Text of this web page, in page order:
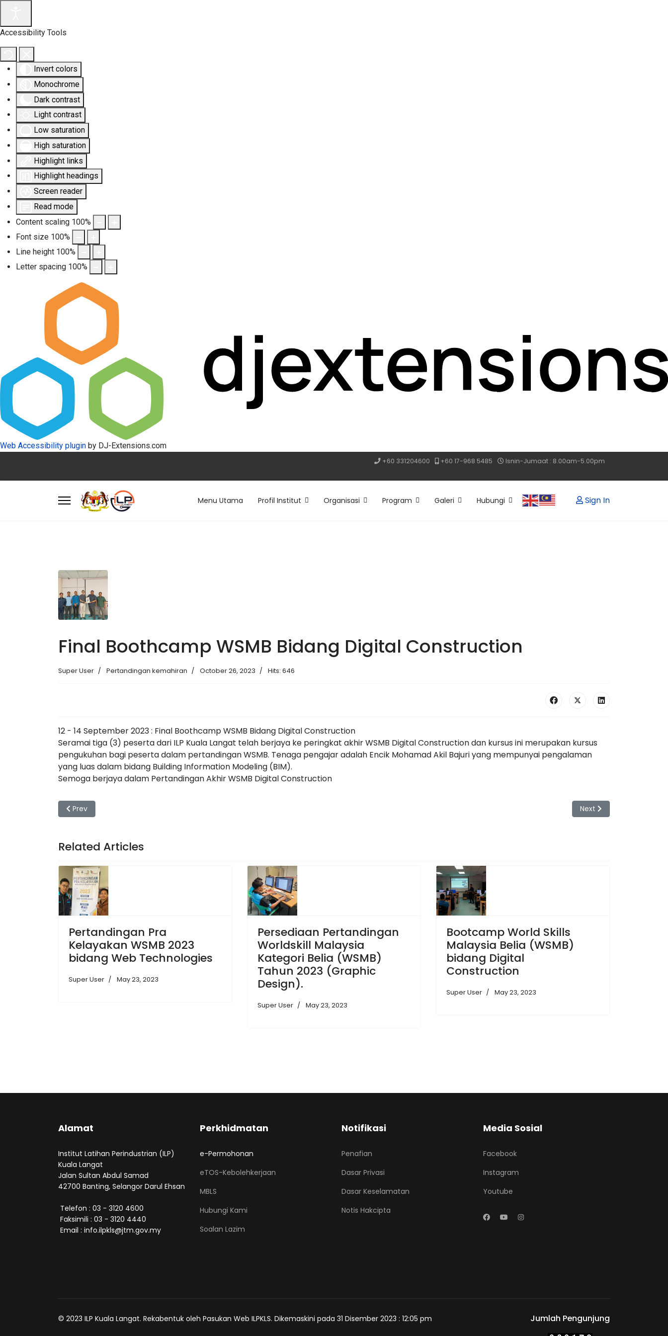
Accessibility Tools
Invert colors
Monochrome
Dark contrast
Light contrast
Low saturation
High saturation
Highlight links
Highlight headings
Screen reader
Read mode
Content scaling 100%
Font size 100%
Line height 100%
Letter spacing 100%
Web Accessibility plugin by DJ-Extensions.com
+60 331204600 +60 17-968 5485 Isnin-Jumaat : 8.00am-5.00pm
Menu Utama Profil Institut Organisasi Program Galeri Hubungi Sign In
Final Boothcamp WSMB Bidang Digital Construction
Super User Pertandingan kemahiran October 26, 2023 Hits: 646
12 - 14 September 2023 : Final Boothcamp WSMB Bidang Digital Construction
Seramai tiga (3) peserta dari ILP Kuala Langat telah berjaya ke peringkat akhir WSMB Digital Construction dan kursus ini merupakan kursus
pengukuhan bagi peserta dalam pertandingan WSMB. Tenaga pengajar adalah Encik Mohamad Akil Bajuri yang mempunyai pengalaman
yang luas dalam bidang Building Information Modeling (BIM).
Semoga berjaya dalam Pertandingan Akhir WSMB Digital Construction
Previous article: Majlis Anugerah Tangan Emas Dan Anugerah Tokoh Mahir 2023
Prev Next article:
Next
Related Articles
Pertandingan Pra
Kelayakan WSMB 2023
bidang Web Technologies
Super User May 23, 2023
Persediaan Pertandingan
Worldskill Malaysia
Kategori Belia (WSMB)
Tahun 2023 (Graphic
Design).
Super User May 23, 2023
Bootcamp World Skills
Malaysia Belia (WSMB)
bidang Digital
Construction
Super User May 23, 2023
Alamat
Institut Latihan Perindustrian (ILP)
Kuala Langat
Jalan Sultan Abdul Samad
42700 Banting, Selangor Darul Ehsan
Telefon : 03 - 3120 4600
Faksimili : 03 - 3120 4440
Email : info.ilpkls@jtm.gov.my
Perkhidmatan
e-Permohonan
eTOS-Kebolehkerjaan
MBLS
Hubungi Kami
Soalan Lazim
Notifikasi
Penafian
Dasar Privasi
Dasar Keselamatan
Notis Hakcipta
Media Sosial
Facebook
Instagram
Youtube
© 2023 ILP Kuala Langat. Rekabentuk oleh Pasukan Web ILPKLS. Dikemaskini pada 31 Disember 2023 : 12:05 pm Jumlah Pengunjung